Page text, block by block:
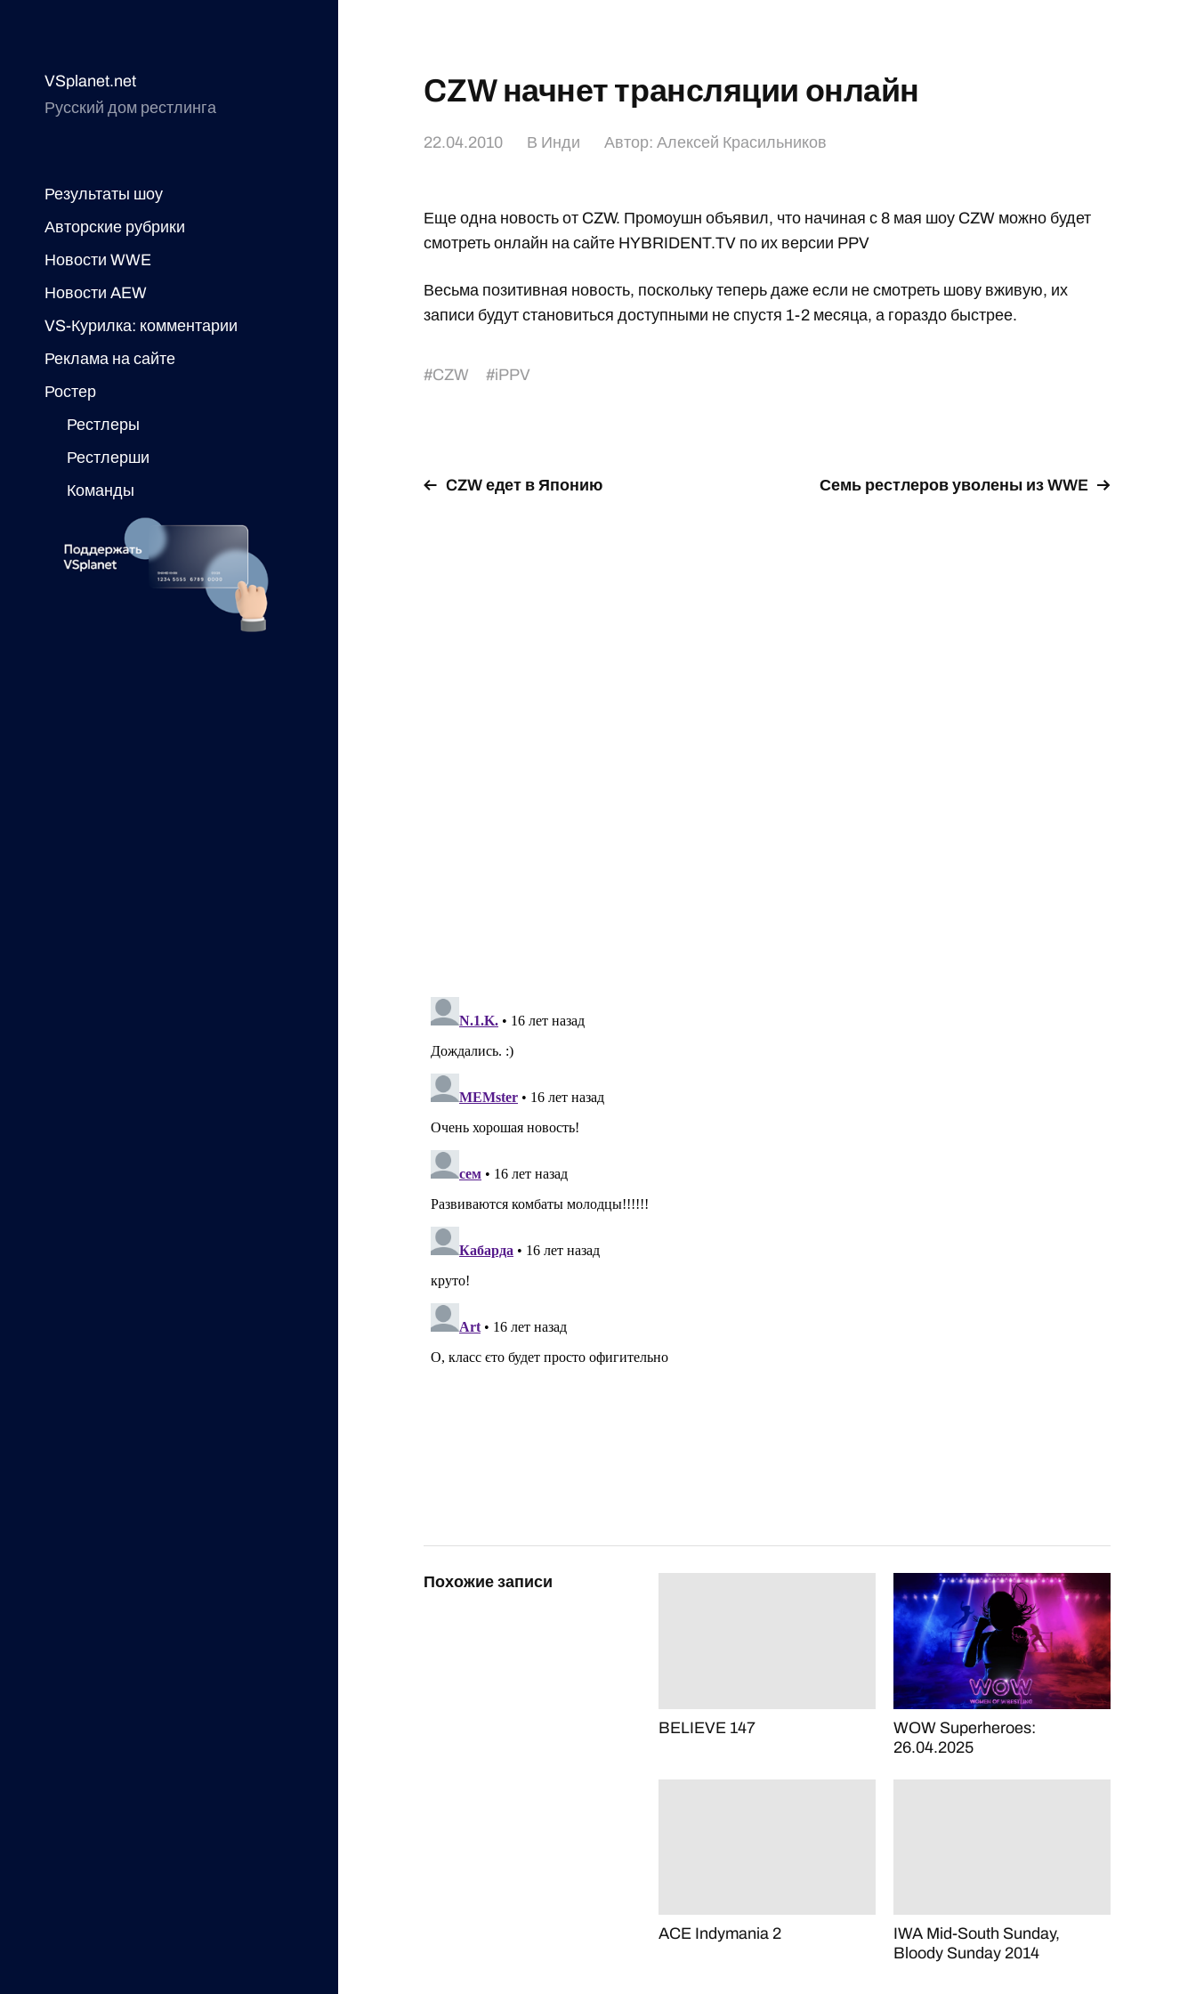
VSplanet.net
Русский дом рестлинга
Результаты шоу
Авторские рубрики
Новости WWE
Новости AEW
VS-Курилка: комментарии
Реклама на сайте
Ростер
Рестлеры
Рестлерши
Команды
CZW начнет трансляции онлайн
22.04.2010 В Инди Автор:Алексей Красильников
Еще одна новость от CZW. Промоушн объявил, что начиная с 8 мая шоу CZW можно будет
смотреть онлайн на сайте HYBRIDENT.TV по их версии PPV
Весьма позитивная новость, поскольку теперь даже если не смотреть шову вживую, их
записи будут становиться доступными не спустя 1-2 месяца, а гораздо быстрее.
#CZW #iPPV
CZW едет в Японию Семь рестлеров уволены из WWE
Похожие записи
BELIEVE 147
WOW Superheroes:
26.04.2025
ACE Indymania 2
IWA Mid-South Sunday,
Bloody Sunday 2014